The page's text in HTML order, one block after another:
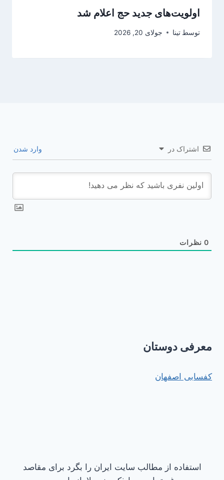
اولویت‌های جدید حج اعلام شد
توسط تینا جولای 20, 2026
اشتراک در وارد شدن
0 نظرات
معرفی دوستان
کفسابی اصفهان
استفاده از مطالب سایت ایران را بگرد برای مقاصد